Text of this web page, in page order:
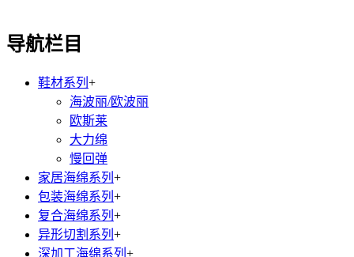
导航栏目
鞋材系列 +
海波丽/欧波丽
欧斯莱
大力绵
慢回弹
家居海绵系列 +
包装海绵系列 +
复合海绵系列 +
异形切割系列 +
深加工海绵系列 +